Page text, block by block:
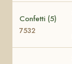
Confetti (5)
7532